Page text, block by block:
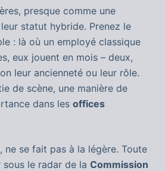
presque comme une
statut hybride. Prenez le
: là où un employé classique
eux jouent en mois – deux,
leur ancienneté ou leur rôle.
de scène, une manière de
dans les offices
ne se fait pas à la légère. Toute
le radar de la Commission